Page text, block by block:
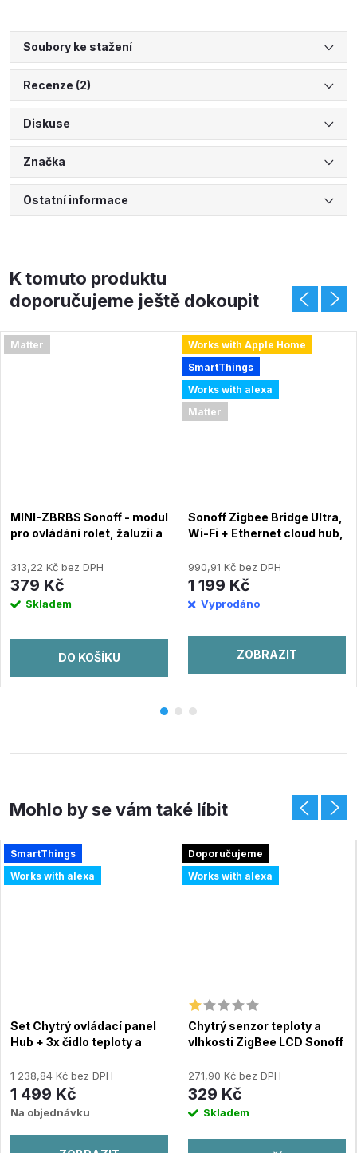
Soubory ke stažení
Recenze (2)
Diskuse
Značka
Ostatní informace
K tomuto produktu
doporučujeme ještě dokoupit
Matter
MINI-ZBRBS Sonoff - modul
pro ovládání rolet, žaluzií a
313,22 Kč bez DPH
379 Kč
Skladem
DO KOŠÍKU
Works with Apple Home
SmartThings
Works with alexa
Matter
Sonoff Zigbee Bridge Ultra,
Wi-Fi + Ethernet cloud hub,
hub
990,91 Kč bez DPH
1 199 Kč
Vyprodáno
ZOBRAZIT
SmartThings
Works with alexa
Set Chytrý ovládací panel
Hub + 3x čidlo teploty a
Mini
1 238,84 Kč bez DPH
1 499 Kč
Na objednávku
Doporučujeme
Works with alexa
Chytrý senzor teploty a
vlhkosti ZigBee LCD Sonoff
271,90 Kč bez DPH
329 Kč
Skladem